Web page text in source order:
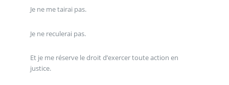
Je ne me tairai pas.
Je ne reculerai pas.
Et je me réserve le droit d’exercer toute action en
justice.